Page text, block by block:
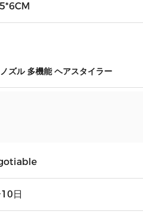
ズル 多機能 ヘアスタイラー
日